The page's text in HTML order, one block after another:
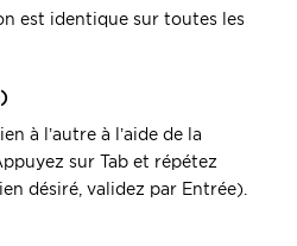
est identique sur toutes les
à l’autre à l’aide de la
sur Tab et répétez
désiré, validez par Entrée).